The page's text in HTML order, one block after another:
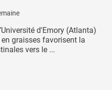
d'Emory (Atlanta)
graisses favorisent la
vers le ...